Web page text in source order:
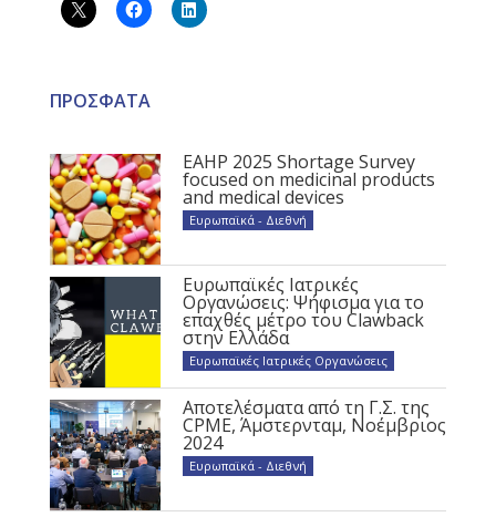
ΠΡΟΣΦΑΤΑ
EAHP 2025 Shortage Survey
focused on medicinal products
and medical devices
Ευρωπαϊκά - Διεθνή
Ευρωπαϊκές Ιατρικές
Οργανώσεις: Ψήφισμα για το
επαχθές μέτρο του Clawback
στην Ελλάδα
Ευρωπαϊκές Ιατρικές Οργανώσεις
Αποτελέσματα από τη Γ.Σ. της
CPME, Άμστερνταμ, Νοέμβριος
2024
Ευρωπαϊκά - Διεθνή